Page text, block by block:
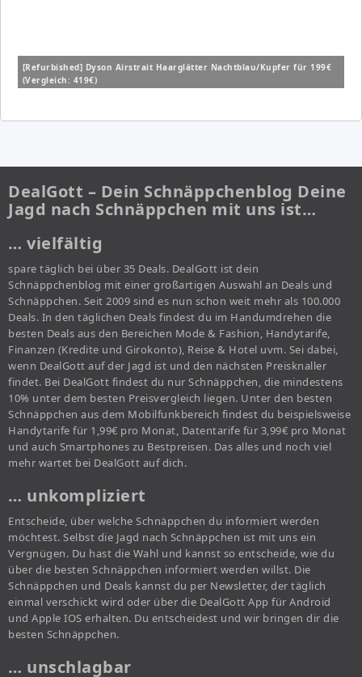
[Refurbished] Dyson Airstrait Haarglätter Nachtblau/Kupfer für 199€
(Vergleich: 419€)
DealGott – Dein Schnäppchenblog Deine
Jagd nach Schnäppchen mit uns ist…
… vielfältig
spare täglich bei über 35 Deals. DealGott ist dein
Schnäppchenblog mit einer großartigen Auswahl an Deals und
Schnäppchen. Seit 2009 sind es nun schon weit mehr als 100.000
Deals. In den täglichen Deals findest du im Handumdrehen die
besten Deals aus den Bereichen Mode & Fashion, Handytarife,
Finanzen (Kredite und Girokonto), Reise & Hotel uvm. Sei dabei,
wenn DealGott auf der Jagd ist und den nächsten Preisknaller
findet. Bei DealGott findest du nur Schnäppchen, die mindestens
10% unter dem besten Preisvergleich liegen. Unter den besten
Schnäppchen aus dem Mobilfunkbereich findest du beispielsweise
Handytarife für 1,99€ pro Monat, Datentarife für 3,99€ pro Monat
und auch Smartphones zu Bestpreisen. Das alles und noch viel
mehr wartet bei DealGott auf dich.
… unkompliziert
Entscheide, über welche Schnäppchen du informiert werden
möchtest. Selbst die Jagd nach Schnäppchen ist mit uns ein
Vergnügen. Du hast die Wahl und kannst so entscheide, wie du
über die besten Schnäppchen informiert werden willst. Die
Schnäppchen und Deals kannst du per Newsletter, der täglich
einmal verschickt wird oder über die DealGott App für Android
und Apple IOS erhalten. Du entscheidest und wir bringen dir die
besten Schnäppchen.
… unschlagbar